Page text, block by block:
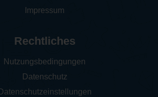
Impressum
Rechtliches
Nutzungsbedingungen
Datenschutz
Datenschutzeinstellungen